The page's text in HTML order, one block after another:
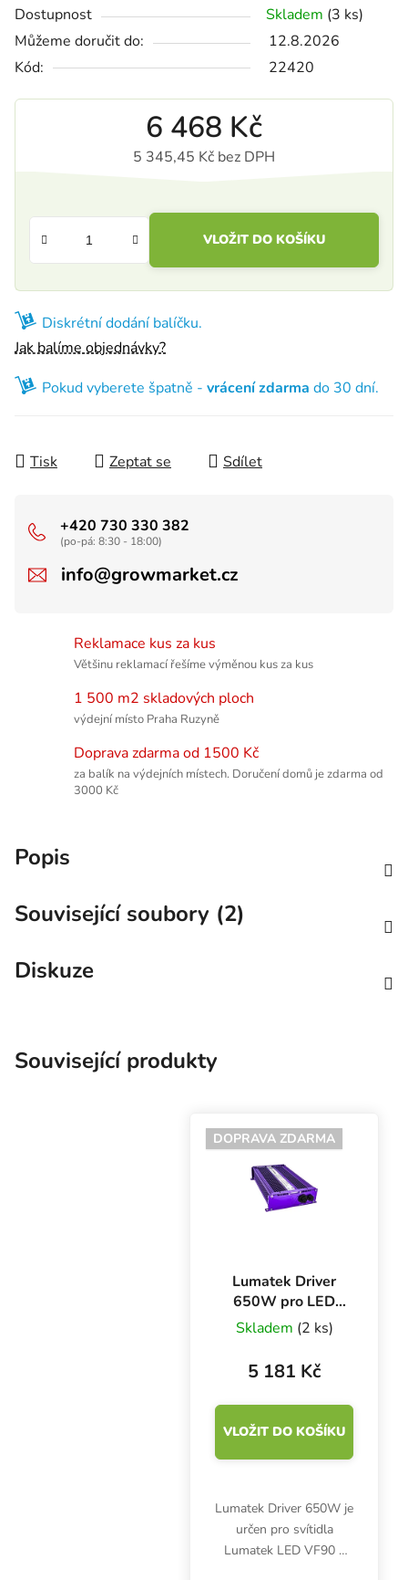
Dostupnost Skladem (3 ks)
Můžeme doručit do:
12.8.2026
Kód:
22420
6 468 Kč
5 345,45 Kč bez DPH
VLOŽIT DO KOŠÍKU
Diskrétní dodání balíčku.
Jak balíme objednávky?
Pokud vyberete špatně - vrácení zdarma do 30 dní.
Tisk Zeptat se Sdílet
+420 730 330 382
(po-pá: 8:30 - 18:00)
info@growmarket.cz
Reklamace kus za kus
Většinu reklamací řešíme výměnou kus za kus
1 500 m2 skladových ploch
výdejní místo Praha Ruzyně
Doprava zdarma od 1500 Kč
za balík na výdejních místech. Doručení domů je zdarma od
3000 Kč
Popis
Související soubory (2)
Diskuze
Související produkty
DOPRAVA ZDARMA
Lumatek Driver
650W pro LED
VF90 a VF120
Skladem (2 ks)
5 181 Kč
VLOŽIT DO KOŠÍKU
Lumatek Driver 650W je
určen pro svítidla
Lumatek LED VF90 a